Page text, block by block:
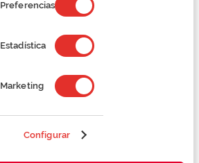
Preferencias
Estadística
Marketing
Configurar